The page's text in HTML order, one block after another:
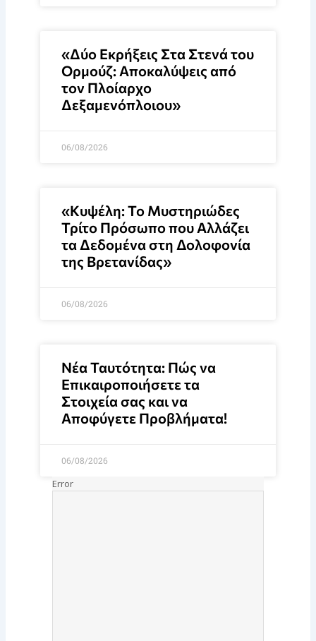
«Δύο Εκρήξεις Στα Στενά του
Ορμούζ: Αποκαλύψεις από
τον Πλοίαρχο
Δεξαμενόπλοιου»
06/08/2026
«Κυψέλη: Το Μυστηριώδες
Τρίτο Πρόσωπο που Αλλάζει
τα Δεδομένα στη Δολοφονία
της Βρετανίδας»
06/08/2026
Νέα Ταυτότητα: Πώς να
Επικαιροποιήσετε τα
Στοιχεία σας και να
Αποφύγετε Προβλήματα!
06/08/2026